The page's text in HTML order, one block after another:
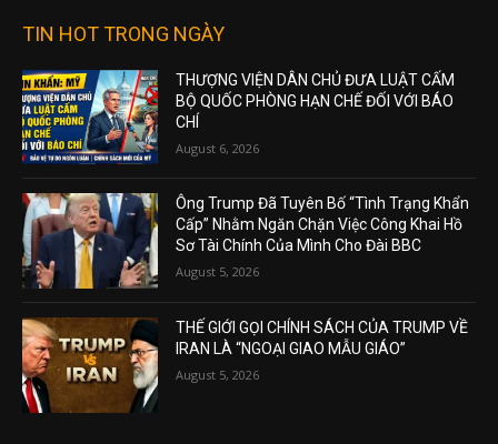
TIN HOT TRONG NGÀY
THƯỢNG VIỆN DÂN CHỦ ĐƯA LUẬT CẤM
BỘ QUỐC PHÒNG HẠN CHẾ ĐỐI VỚI BÁO
CHÍ
August 6, 2026
Ông Trump Đã Tuyên Bố “Tình Trạng Khẩn
Cấp” Nhằm Ngăn Chặn Việc Công Khai Hồ
Sơ Tài Chính Của Mình Cho Đài BBC
August 5, 2026
THẾ GIỚI GỌI CHÍNH SÁCH CỦA TRUMP VỀ
IRAN LÀ “NGOẠI GIAO MẪU GIÁO”
August 5, 2026